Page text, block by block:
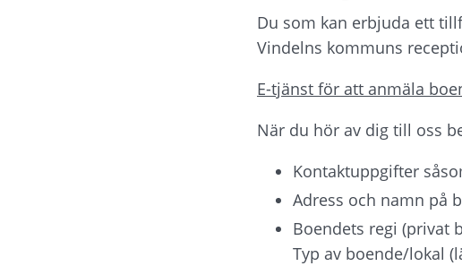
Du som kan erbjuda ett
Vindelns kommuns
E-tjänst för att anmäla
När du hör av dig till oss
Kontaktuppgifter
Adress och namn på
Boendets regi (privat
Typ av boende/lokal